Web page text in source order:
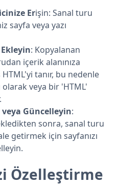
Erişin: Sanal turu
sayfa veya yazı
: Kopyalanan
içerik alanınıza
HTML'yi tanır, bu nedenle
veya bir 'HTML'
veya Güncelleyin:
sonra, sanal turu
getirmek için sayfanızı
Özelleştirme